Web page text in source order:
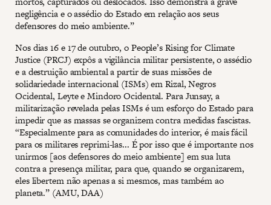
negligência e o assédio do Estado em relação aos seus
defensores do meio ambiente.”
Nos dias 16 e 17 de outubro, o People’s Rising for Climate
Justice (PRCJ) expôs a vigilância militar persistente, o assédio
e a destruição ambiental a partir de suas missões de
solidariedade internacional (ISMs) em Rizal, Negros
Ocidental, Leyte e Mindoro Ocidental. Para Junsay, a
militarização revelada pelas ISMs é um esforço do Estado para
impedir que as massas se organizem contra medidas fascistas.
“Especialmente para as comunidades do interior, é mais fácil
para os militares reprimi-las... É por isso que é importante nos
unirmos [aos defensores do meio ambiente] em sua luta
contra a presença militar, para que, quando se organizarem,
eles libertem não apenas a si mesmos, mas também ao
planeta.” (AMU, DAA)